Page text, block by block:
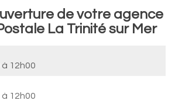
de votre agence
La Trinité sur Mer
12h00
12h00